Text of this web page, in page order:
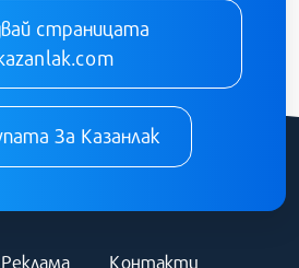
страницата
За Казанлак
Реклама Контакти